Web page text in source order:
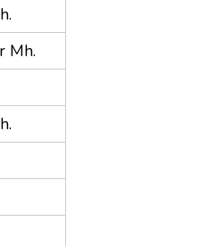
Mh.